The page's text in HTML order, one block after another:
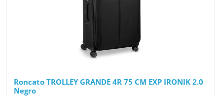
Roncato TROLLEY GRANDE 4R 75 CM EXP IRONIK 2.0
Negro